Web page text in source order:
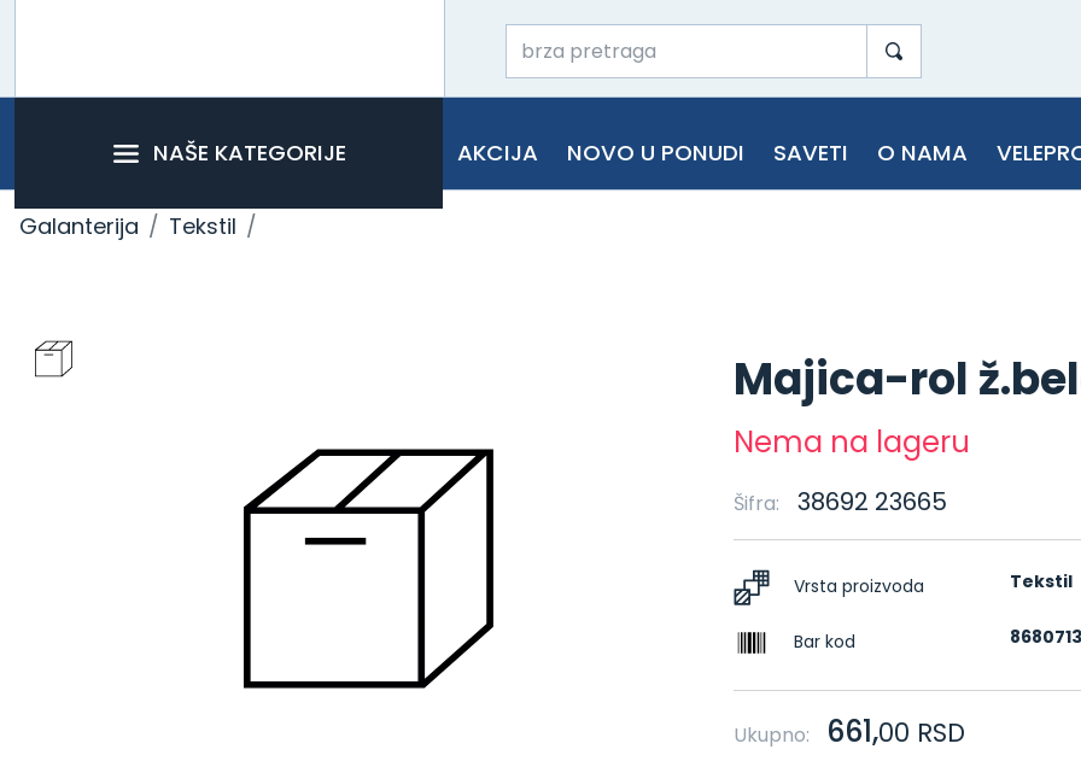
NAŠE KATEGORIJE AKCIJA NOVO U PONUDI SAVETI O NAMA
Galanterija Tekstil
Majica-rol
Nema na lageru
Šifra: 38692 23665
Vrsta proizvoda Tekstil
Bar kod
Ukupno: 661,00 RSD